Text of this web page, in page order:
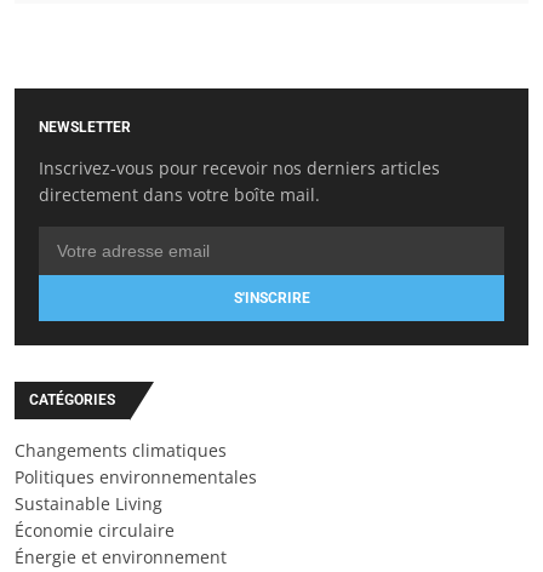
NEWSLETTER
Inscrivez-vous pour recevoir nos derniers articles
directement dans votre boîte mail.
S'INSCRIRE
CATÉGORIES
Changements climatiques
Politiques environnementales
Sustainable Living
Économie circulaire
Énergie et environnement